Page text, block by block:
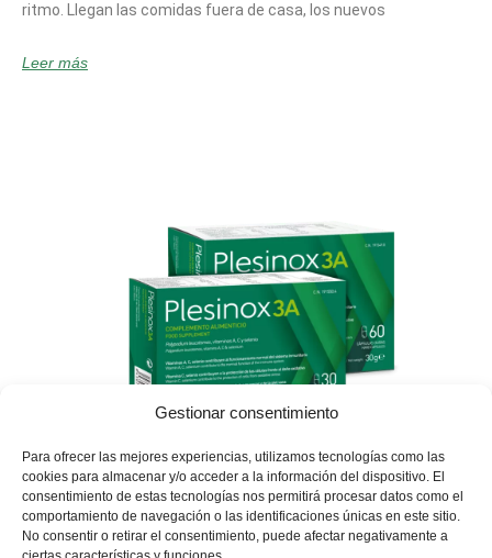
Gestionar consentimiento
Para ofrecer las mejores experiencias, utilizamos tecnologías como las
cookies para almacenar y/o acceder a la información del dispositivo. El
consentimiento de estas tecnologías nos permitirá procesar datos como el
comportamiento de navegación o las identificaciones únicas en este sitio.
No consentir o retirar el consentimiento, puede afectar negativamente a
ritmo. Llegan las comidas fuera de casa, los nuevos
Leer más
Distribuido Por:
Especialidades Farmacéuticas CENTRUM, S.A.
RGSEAA: 26.09272/A
C/ Sagitario, 14. 03006 Alicante – España